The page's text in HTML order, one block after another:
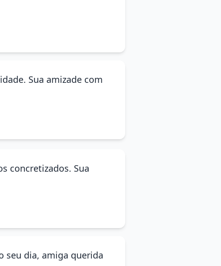
Sua amizade com
concretizados. Sua
seu dia, amiga querida